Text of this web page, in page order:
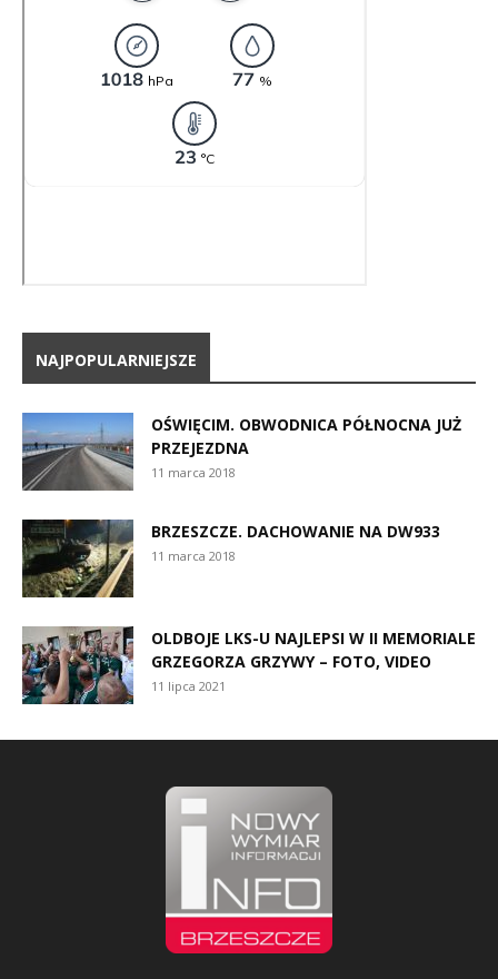
NAJPOPULARNIEJSZE
OŚWIĘCIM. OBWODNICA PÓŁNOCNA JUŻ
PRZEJEZDNA
11 marca 2018
BRZESZCZE. DACHOWANIE NA DW933
11 marca 2018
OLDBOJE LKS-U NAJLEPSI W II MEMORIALE
GRZEGORZA GRZYWY – FOTO, VIDEO
11 lipca 2021